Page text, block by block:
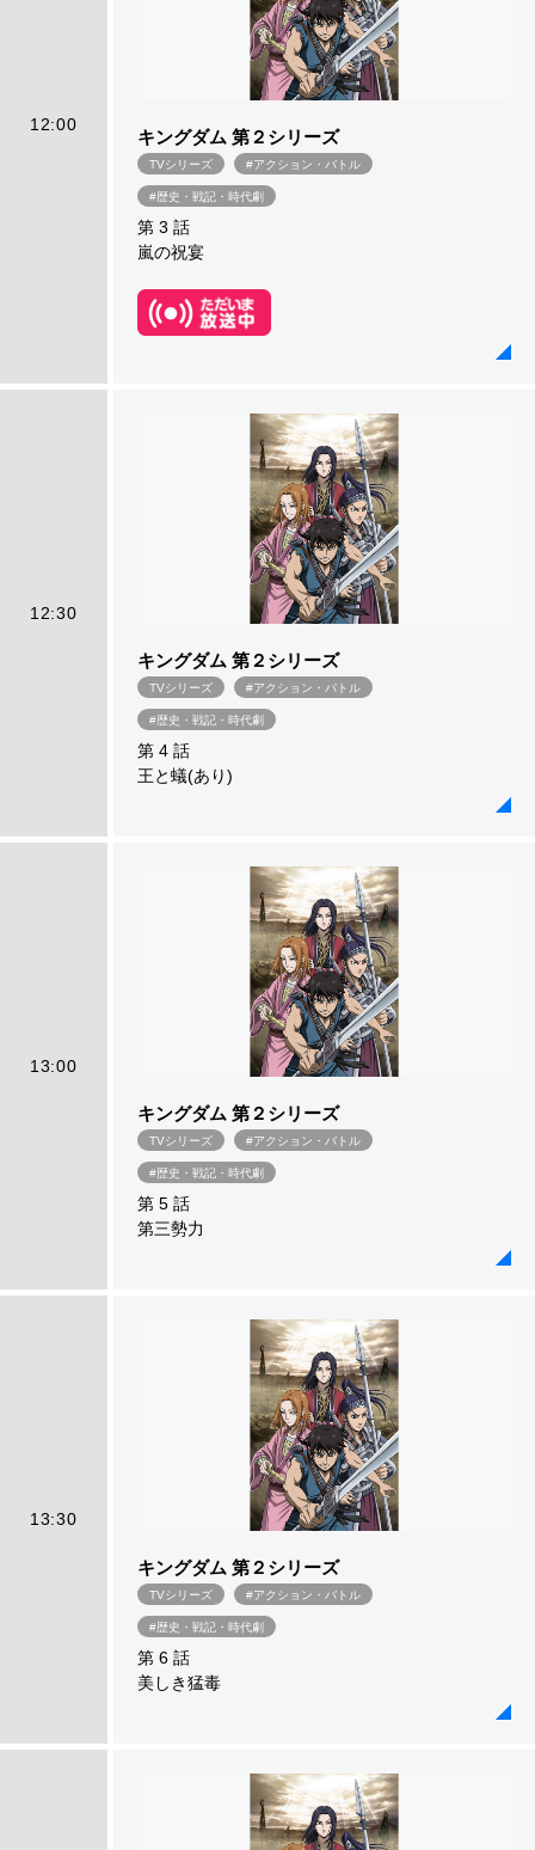
12:00
キングダム 第２シリーズ
TVシリーズ #アクション・バトル
#歴史・戦記・時代劇
第 3 話
嵐の祝宴
12:30
キングダム 第２シリーズ
TVシリーズ #アクション・バトル
#歴史・戦記・時代劇
第 4 話
王と蟻(あり)
13:00
キングダム 第２シリーズ
TVシリーズ #アクション・バトル
#歴史・戦記・時代劇
第 5 話
第三勢力
13:30
キングダム 第２シリーズ
TVシリーズ #アクション・バトル
#歴史・戦記・時代劇
第 6 話
美しき猛毒